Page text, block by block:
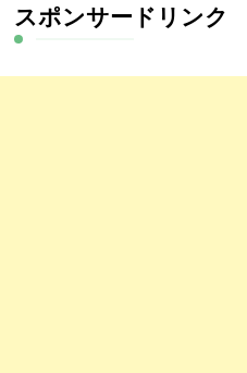
スポンサードリンク